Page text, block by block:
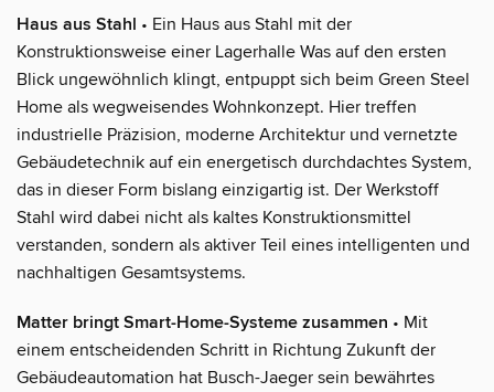
Haus aus Stahl • Ein Haus aus Stahl mit der
Konstruktionsweise einer Lagerhalle Was auf den ersten
Blick ungewöhnlich klingt, entpuppt sich beim Green Steel
Home als wegweisendes Wohnkonzept. Hier treffen
industrielle Präzision, moderne Architektur und vernetzte
Gebäudetechnik auf ein energetisch durchdachtes System,
das in dieser Form bislang einzigartig ist. Der Werkstoff
Stahl wird dabei nicht als kaltes Konstruktionsmittel
verstanden, sondern als aktiver Teil eines intelligenten und
nachhaltigen Gesamtsystems.
Matter bringt Smart-Home-Systeme zusammen • Mit
einem entscheidenden Schritt in Richtung Zukunft der
Gebäudeautomation hat Busch-Jaeger sein bewährtes